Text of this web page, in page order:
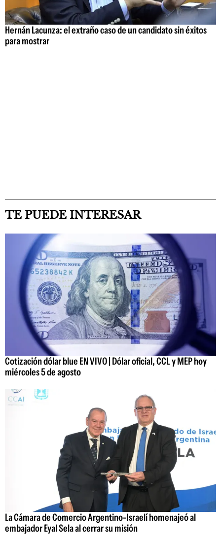
Hernán Lacunza: el extraño caso de un candidato sin éxitos
para mostrar
TE PUEDE INTERESAR
Cotización dólar blue EN VIVO | Dólar oficial, CCL y MEP hoy
miércoles 5 de agosto
La Cámara de Comercio Argentino-Israelí homenajeó al
embajador Eyal Sela al cerrar su misión